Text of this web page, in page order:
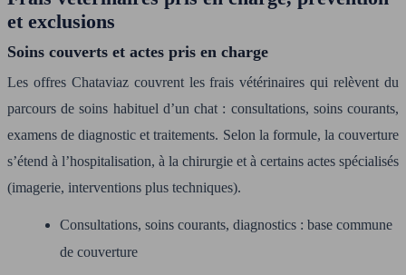
et exclusions
Soins couverts et actes pris en charge
Les offres Chataviaz couvrent les frais vétérinaires qui relèvent du
parcours de soins habituel d’un chat : consultations, soins courants,
examens de diagnostic et traitements. Selon la formule, la couverture
s’étend à l’hospitalisation, à la chirurgie et à certains actes spécialisés
(imagerie, interventions plus techniques).
Consultations, soins courants, diagnostics : base commune
de couverture